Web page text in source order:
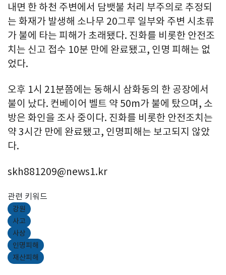
내면 한 하천 주변에서 담뱃불 처리 부주의로 추정되
는 화재가 발생해 소나무 20그루 일부와 주변 시초류
가 불에 타는 피해가 초래됐다. 진화를 비롯한 안전조
치는 신고 접수 10분 만에 완료됐고, 인명 피해는 없
었다.
오후 1시 21분쯤에는 동해시 삼화동의 한 공장에서
불이 났다. 컨베이어 벨트 약 50m가 불에 탔으며, 소
방은 화인을 조사 중이다. 진화를 비롯한 안전조치는
약 3시간 만에 완료됐고, 인명피해는 보고되지 않았
다.
skh881209@news1.kr
관련 키워드
강원
사고
사상
인명피해
재산피해